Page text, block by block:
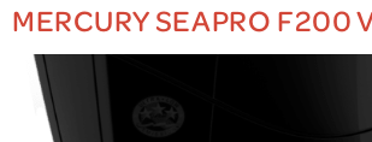
MERCURY SEAPRO F200